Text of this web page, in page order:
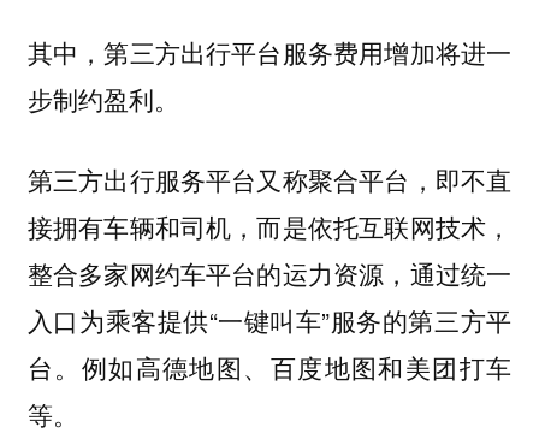
其中，第三方出行平台服务费用增加将进一
步制约盈利。
第三方出行服务平台又称聚合平台，即不直
接拥有车辆和司机，而是依托互联网技术，
整合多家网约车平台的运力资源，通过统一
入口为乘客提供“一键叫车”服务的第三方平
台。例如高德地图、百度地图和美团打车
等。